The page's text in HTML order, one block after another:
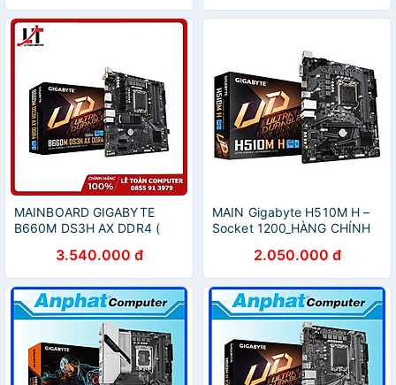
MAINBOARD GIGABYTE
B660M DS3H AX DDR4 (
4XDDR4 ) - Hàng Chính
Hãng
3.540.000 đ
MAIN Gigabyte H510M H –
Socket 1200_HÀNG CHÍNH
2.050.000 đ